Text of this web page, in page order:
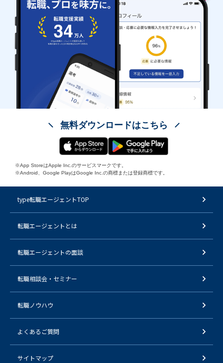
無料ダウンロードはこちら
※App StoreはApple Inc.のサービスマークです。
※Android、Google PlayはGoogle Inc.の商標または登録商標です。
type転職エージェントTOP
転職エージェントとは
転職エージェントの面談
転職相談会・セミナー
転職ノウハウ
よくあるご質問
サイトマップ